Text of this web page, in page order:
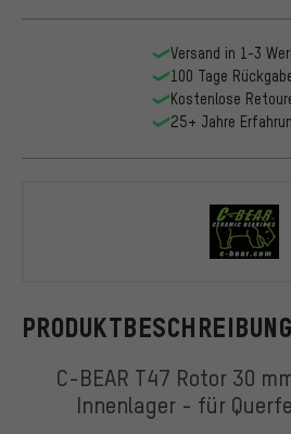
PRODUKTBESCHREIBUNG
C-BEAR T47 Rotor 30
Innenlager - für
Versand in 1-3
100 Tage
Kostenlose
25+ Jahre